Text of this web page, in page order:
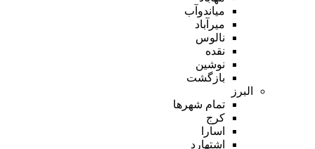
میاندوآب
میرآباد
نالوس
نقده
نوشین
بازگشت
البرز
تمام شهر‌ها
کرج
اسارا
اشتهارد